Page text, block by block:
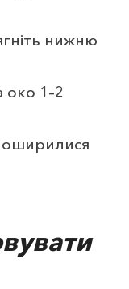
нижню
око 1–2